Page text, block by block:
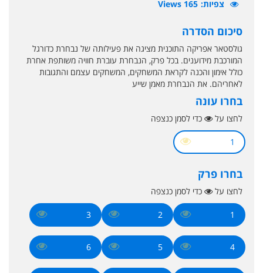
צפיות 165 Views
סיכום הסדרה
גולסטאר אפריקה התוכנית מציגה את פעילותה של נבחרת כדורגל
המורכבת מידוענים. בכל פרק, הנבחרת עוברת חוויה משותפת אחרת
כולל אימון והכנה לקראת המשחקים, המשחקים עצמם והתגובות
לאחריהם. את הנבחרת מאמן שייע
בחרו עונה
לחצו על כדי לסמן כנצפה
1
בחרו פרק
לחצו על כדי לסמן כנצפה
1
2
3
4
5
6